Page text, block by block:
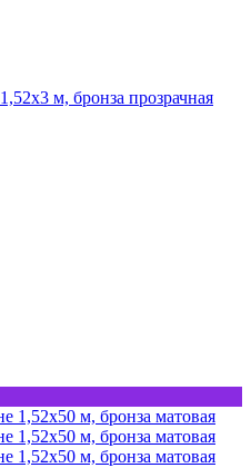
м, бронза прозрачная